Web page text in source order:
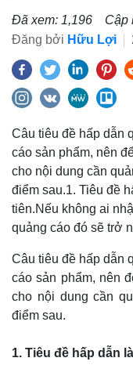
Đã xem: 1,196
Cập
Đăng bởi Hữu Lợi
Câu tiêu đề hấp dẫn
cáo sản phẩm, nên
cho nội dung cần
điểm sau.1. Tiêu đề
tiên.Nếu không ai
quảng cáo đó sẽ trở
Câu tiêu đề hấp dẫn
cáo sản phẩm, nên
cho nội dung cần
điểm sau.
1. Tiêu đề hấp dẫn